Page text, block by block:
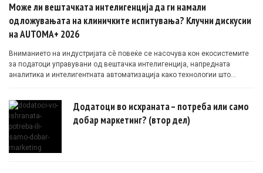
Може ли вештачката интелигенција да ги намали
одложувањата на клиничките испитувања? Клучни дискусии
на AUTOMA+ 2026
Вниманието на индустријата сè повеќе се насочува кон екосистемите
за податоци управувани од вештачка интелигенција, напредната
аналитика и интелигентната автоматизација како технологии што
Додатоци во исхраната – потреба или само
добар маркетинг? (втор дел)